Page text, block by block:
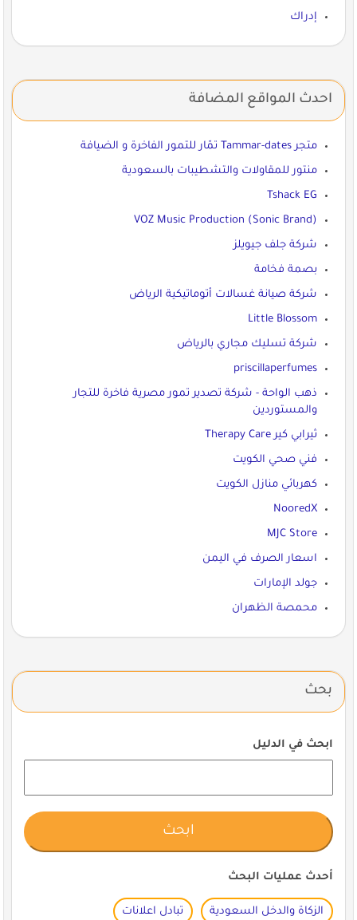
إدراك
احدث المواقع المضافة
متجر Tammar-dates تمّار للتمور الفاخرة و الضيافة
منتور للمقاولات والتشطيبات بالسعودية
Tshack EG
VOZ Music Production (Sonic Brand)
شركة جلف جيويلز
بصمة فخامة
شركة صيانة غسالات أتوماتيكية الرياض
Little Blossom
شركة تسليك مجاري بالرياض
priscillaperfumes
ذهب الواحة - شركة تصدير تمور مصرية فاخرة للتجار
والمستوردين
ثيرابي كير Therapy Care
فني صحي الكويت
كهربائي منازل الكويت
NooredX
MJC Store
اسعار الصرف في اليمن
جولد الإمارات
محمصة الظهران
بحث
ابحث في الدليل
أحدث عمليات البحث
الزكاة والدخل السعودية تبادل اعلانات